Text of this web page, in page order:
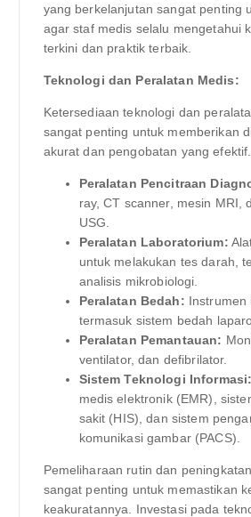
yang berkelanjutan sangat penting
agar staf medis selalu mengetahui
terkini dan praktik terbaik.
Teknologi dan Peralatan Medis:
Ketersediaan teknologi dan
sangat penting untuk memberikan
akurat dan pengobatan yang
Peralatan Pencitraan
ray, CT scanner, mesin MRI,
USG.
Peralatan Laboratorium:
untuk melakukan tes darah,
analisis mikrobiologi.
Peralatan Bedah: Instrumen
termasuk sistem bedah
Peralatan Pemantauan:
ventilator, dan defibrilator.
Sistem Teknologi Informasi:
medis elektronik (EMR),
sakit (HIS), dan sistem
komunikasi gambar (PACS).
Pemeliharaan rutin dan
sangat penting untuk memastikan
keakuratannya. Investasi pada